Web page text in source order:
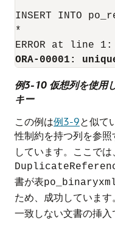
INSERT INTO
*
ORA-00001:
例3-10 仮想列を使用
キー
この例は例3-9と似て
性制約を持つ列を参
しています。ここで
書が表
ため、成功しています
一致しない文書の挿入